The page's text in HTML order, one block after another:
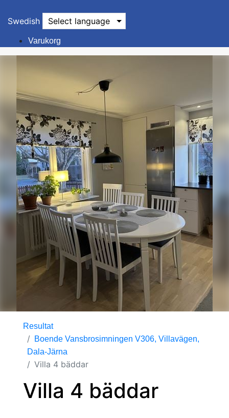
Swedish Select language
Varukorg
Resultat
Boende Vansbrosimningen V306, Villavägen,
Dala-Järna
Villa 4 bäddar
Villa 4 bäddar